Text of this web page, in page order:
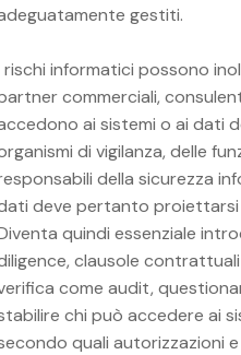
gestiti.
rischi informatici possono
commerciali,
ai sistemi o ai dati
di vigilanza, delle
della sicurezza
deve pertanto proiettarsi
quindi essenziale
clausole
come audit,
chi può accedere ai
quali autorizzazioni